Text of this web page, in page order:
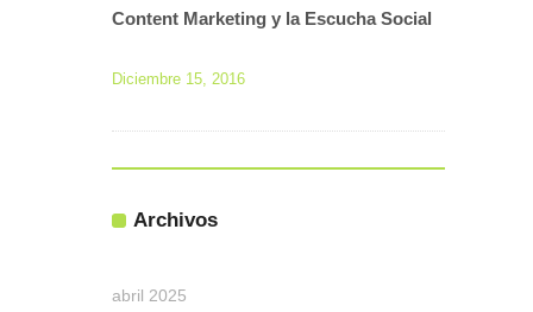
Content Marketing y la Escucha Social
Diciembre 15, 2016
Archivos
abril 2025